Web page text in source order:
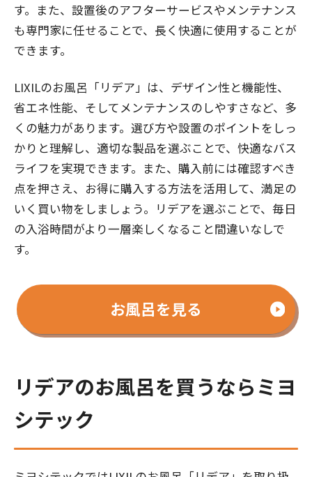
す。また、設置後のアフターサービスやメンテナンス
も専門家に任せることで、長く快適に使用することが
できます。
LIXILのお風呂「リデア」は、デザイン性と機能性、
省エネ性能、そしてメンテナンスのしやすさなど、多
くの魅力があります。選び方や設置のポイントをしっ
かりと理解し、適切な製品を選ぶことで、快適なバス
ライフを実現できます。また、購入前には確認すべき
点を押さえ、お得に購入する方法を活用して、満足の
いく買い物をしましょう。リデアを選ぶことで、毎日
の入浴時間がより一層楽しくなること間違いなしで
す。
お風呂を見る
リデアのお風呂を買うならミヨ
シテック